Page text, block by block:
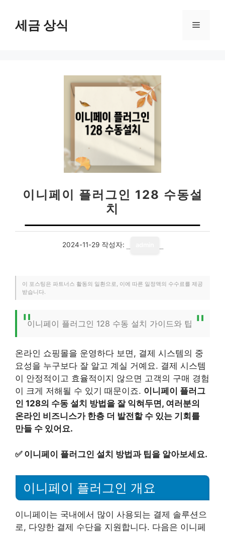
세금 상식 메
이니페이 플러그인 128 수동설
치
2024-11-29 작성자:
이 포스팅은 파트너스 활동의 일환으로, 이에 따른 일정액의 수수료를 제공
받습니다.
이니페이 플러그인 128 수동 설치 가이드와 팁
온라인 쇼핑몰을 운영하다 보면, 결제 시스템의 중
요성을 누구보다 잘 알고 계실 거예요. 결제 시스템
이 안정적이고 효율적이지 않으면 고객의 구매 경험
이 크게 저해될 수 있기 때문이죠. 이니페이 플러그
인 128의 수동 설치 방법을 잘 익혀두면, 여러분의
온라인 비즈니스가 한층 더 발전할 수 있는 기회를
만들 수 있어요.
✅ 이니페이 플러그인 설치 방법과 팁을 알아보세요.
이니페이 플러그인 개요
이니페이는 국내에서 많이 사용되는 결제 솔루션으
로, 다양한 결제 수단을 지원합니다. 다음은 이니페